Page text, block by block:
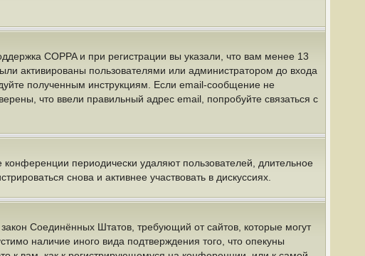
COPPA и при регистрации вы указали, что вам менее 13
активированы пользователями или администратором до входа
полученным инструкциям. Если email-сообщение не
что ввели правильный адрес email, попробуйте связаться с
периодически удаляют пользователей, длительное
снова и активнее участвовать в дискуссиях.
Соединённых Штатов, требующий от сайтов, которые могут
наличие иного вида подтверждения того, что опекуны